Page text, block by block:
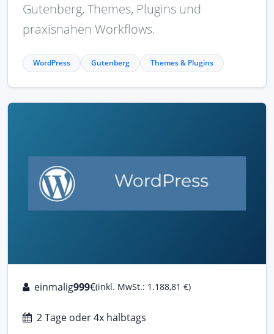
Gutenberg, Themes, Plugins und
praxisnahen Workflows.
WordPress Gutenberg Themes & Plugins
einmalig999€(inkl. MwSt.: 1.188,81 €)
2 Tage oder 4x halbtags